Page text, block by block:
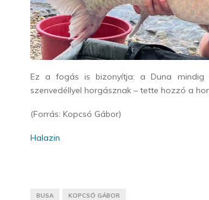
Ez a fogás is bizonyítja: a Duna mindig
szenvedéllyel horgásznak – tette hozzó a
(Forrás: Kopcsó Gábor)
Halazin
BUSA KOPCSÓ GÁBOR